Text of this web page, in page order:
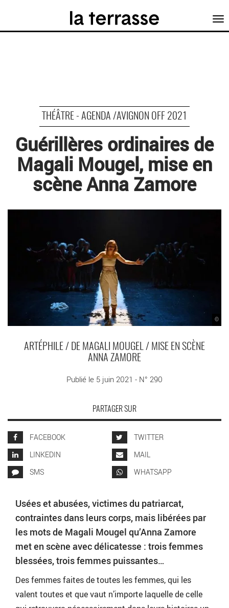
THÉÂTRE - AGENDA /AVIGNON OFF 2021
Guérillères ordinaires de
Magali Mougel, mise en
scène Anna Zamore
©
ARTÉPHILE / DE MAGALI MOUGEL / MISE EN SCÈNE
ANNA ZAMORE
Publié le 5 juin 2021 - N° 290
PARTAGER SUR
FACEBOOK
TWITTER
LINKEDIN
MAIL
SMS
WHATSAPP
Usées et abusées, victimes du patriarcat,
contraintes dans leurs corps, mais libérées par
les mots de Magali Mougel qu’Anna Zamore
met en scène avec délicatesse : trois femmes
blessées, trois femmes puissantes…
Des femmes faites de toutes les femmes, qui les
valent toutes et que vaut n’importe laquelle de celle